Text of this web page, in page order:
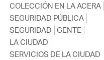
COLECCIÓN EN LA ACERA
SEGURIDAD PÚBLICA
SEGURIDAD GENTE
LA CIUDAD
SERVICIOS DE LA CIUDAD